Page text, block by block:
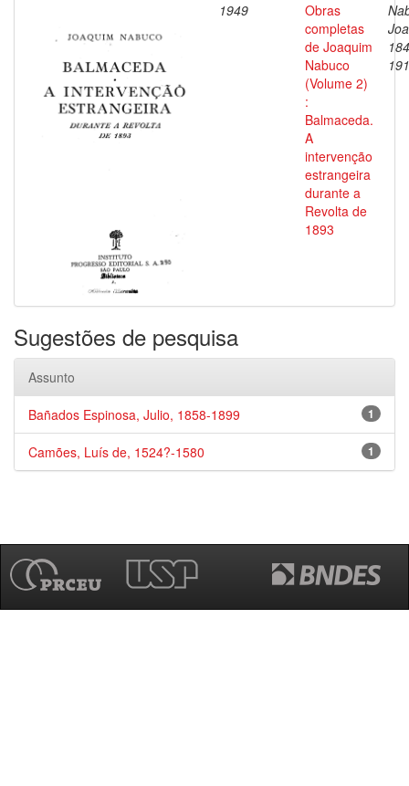
1949
Obras
completas
de Joaquim
Nabuco
(Volume 2)
:
Balmaceda.
A
intervenção
estrangeira
durante a
Revolta de
1893
Sugestões de pesquisa
Assunto
1
Bañados Espinosa, Julio, 1858-1899
1
Camões, Luís de, 1524?-1580